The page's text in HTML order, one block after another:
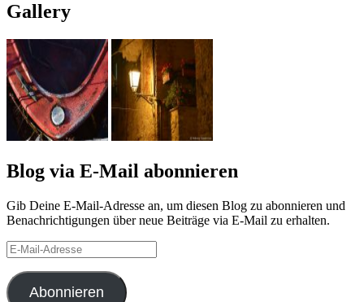
Gallery
Blog via E-Mail abonnieren
Gib Deine E-Mail-Adresse an, um diesen Blog zu abonnieren und
Benachrichtigungen über neue Beiträge via E-Mail zu erhalten.
E-
Mail-
Adresse
Abonnieren